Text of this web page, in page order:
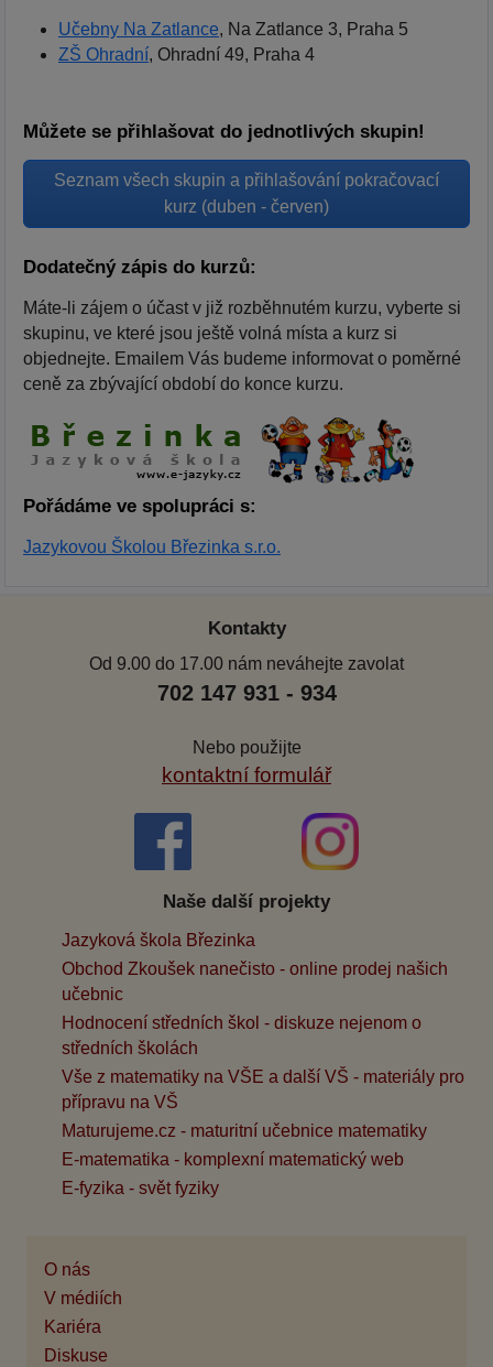
Učebny Na Zatlance, Na Zatlance 3, Praha 5
ZŠ Ohradní, Ohradní 49, Praha 4
Můžete se přihlašovat do jednotlivých skupin!
Seznam všech skupin a přihlašování pokračovací
kurz (duben - červen)
Dodatečný zápis do kurzů:
Máte-li zájem o účast v již rozběhnutém kurzu, vyberte si
skupinu, ve které jsou ještě volná místa a kurz si
objednejte. Emailem Vás budeme informovat o poměrné
ceně za zbývající období do konce kurzu.
Pořádáme ve spolupráci s:
Jazykovou Školou Březinka s.r.o.
Kontakty
Od 9.00 do 17.00 nám neváhejte zavolat
702 147 931 - 934
Nebo použijte
kontaktní formulář
Naše další projekty
Jazyková škola Březinka
Obchod Zkoušek nanečisto - online prodej našich
učebnic
Hodnocení středních škol - diskuze nejenom o
středních školách
Vše z matematiky na VŠE a další VŠ - materiály pro
přípravu na VŠ
Maturujeme.cz - maturitní učebnice matematiky
E-matematika - komplexní matematický web
E-fyzika - svět fyziky
O nás
V médiích
Kariéra
Diskuse